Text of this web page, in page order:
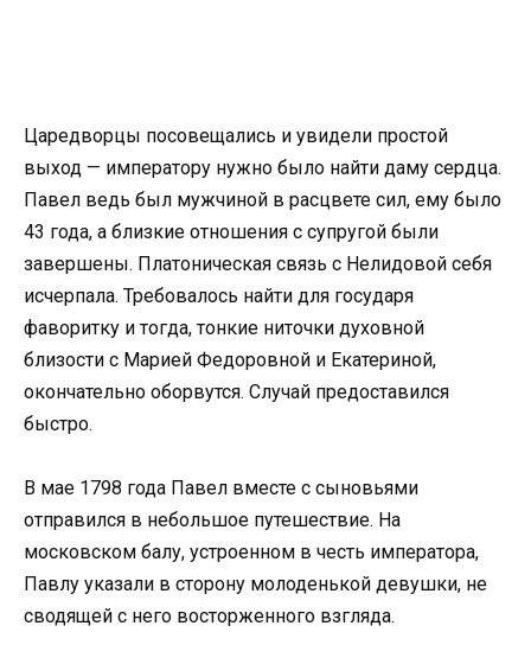
Царедворцы посовещались и увидели простой
выход — императору нужно было найти даму сердца.
Павел ведь был мужчиной в расцвете сил, ему было
43 года, а близкие отношения с супругой были
завершены. Платоническая связь с Нелидовой себя
исчерпала. Требовалось найти для государя
фаворитку и тогда, тонкие ниточки духовной
близости с Марией Федоровной и Екатериной,
окончательно оборвутся. Случай предоставился
быстро.
В мае 1798 года Павел вместе с сыновьями
отправился в небольшое путешествие. На
московском балу, устроенном в честь императора,
Павлу указали в сторону молоденькой девушки, не
сводящей с него восторженного взгляда.